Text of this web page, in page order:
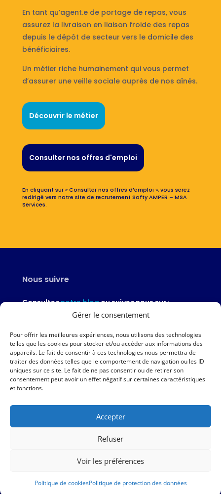
Gérer le consentement
Pour offrir les meilleures expériences, nous utilisons des technologies
telles que les cookies pour stocker et/ou accéder aux informations des
appareils. Le fait de consentir à ces technologies nous permettra de
traiter des données telles que le comportement de navigation ou les ID
uniques sur ce site. Le fait de ne pas consentir ou de retirer son
consentement peut avoir un effet négatif sur certaines caractéristiques
et fonctions.
Accepter
Refuser
Voir les préférences
Politique de cookiesPolitique de protection des données
En tant qu’agent.e de portage de repas, vous
assurez la livraison en liaison froide des repas
depuis le dépôt de secteur vers le domicile des
bénéficiaires.
Un métier riche humainement qui vous permet
d’assurer une veille sociale auprès de nos aînés.
Découvrir le métier
Consulter nos offres d'emploi
En cliquant sur « Consulter nos offres d’emploi », vous serez
redirigé vers notre site de recrutement Softy AMPER – MSA
Services.
Nous suivre
Consulteznotre blogou suivez nous sur :
Nous contacter
02 97 46 51 97
Nous écrire
AMPER – 6 avenue du Général Borgnis-Desbordes – VANNES
Politique de protection des données
Politique de cookies